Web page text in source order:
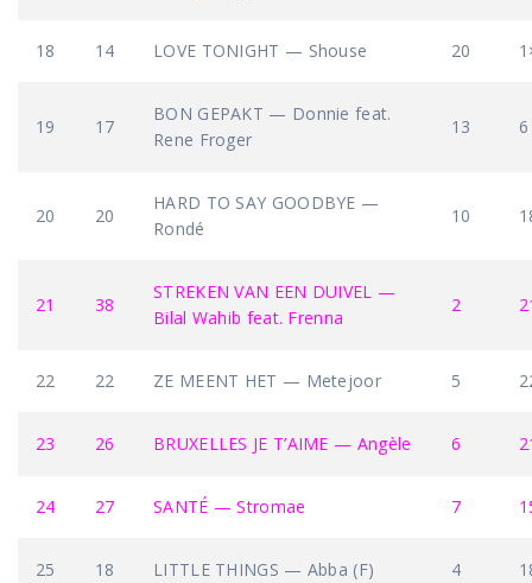
18 14 LOVE TONIGHT — Shouse 20
19 17
BON GEPAKT — Donnie feat.
Rene Froger
13 6
20 20
HARD TO SAY GOODBYE —
Rondé
10
21 38
STREKEN VAN EEN DUIVEL —
Bilal Wahib feat. Frenna
2
22 22 ZE MEENT HET — Metejoor 5
23 26 BRUXELLES JE T’AIME — Angèle 6
24 27 SANTÉ — Stromae 7
25 18 LITTLE THINGS — Abba (F) 4